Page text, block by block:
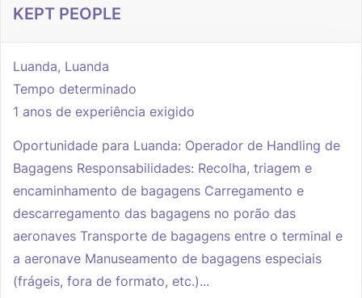
KEPT PEOPLE
Luanda, Luanda
Tempo determinado
1 anos de experiência exigido
Oportunidade para Luanda: Operador de Handling de
Bagagens Responsabilidades: Recolha, triagem e
encaminhamento de bagagens Carregamento e
descarregamento das bagagens no porão das
aeronaves Transporte de bagagens entre o terminal e
a aeronave Manuseamento de bagagens especiais
(frágeis, fora de formato, etc.)...